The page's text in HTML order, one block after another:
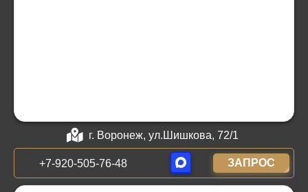
г. Воронеж, ул.Шишкова, 72/1
+7-920-505-76-48 ЗАПРОС